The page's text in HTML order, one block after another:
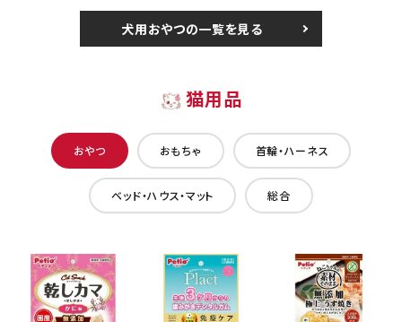
犬用おやつの一覧を見る
猫用品
おやつ おもちゃ 首輪・ハーネス
ベッド・ハウス・マット 総合